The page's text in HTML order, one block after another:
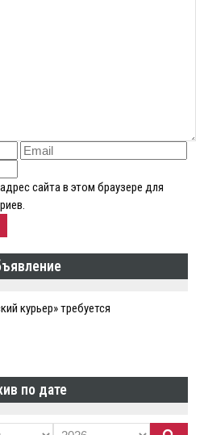
сайта в этом браузере для
курьер» требуется
по дате